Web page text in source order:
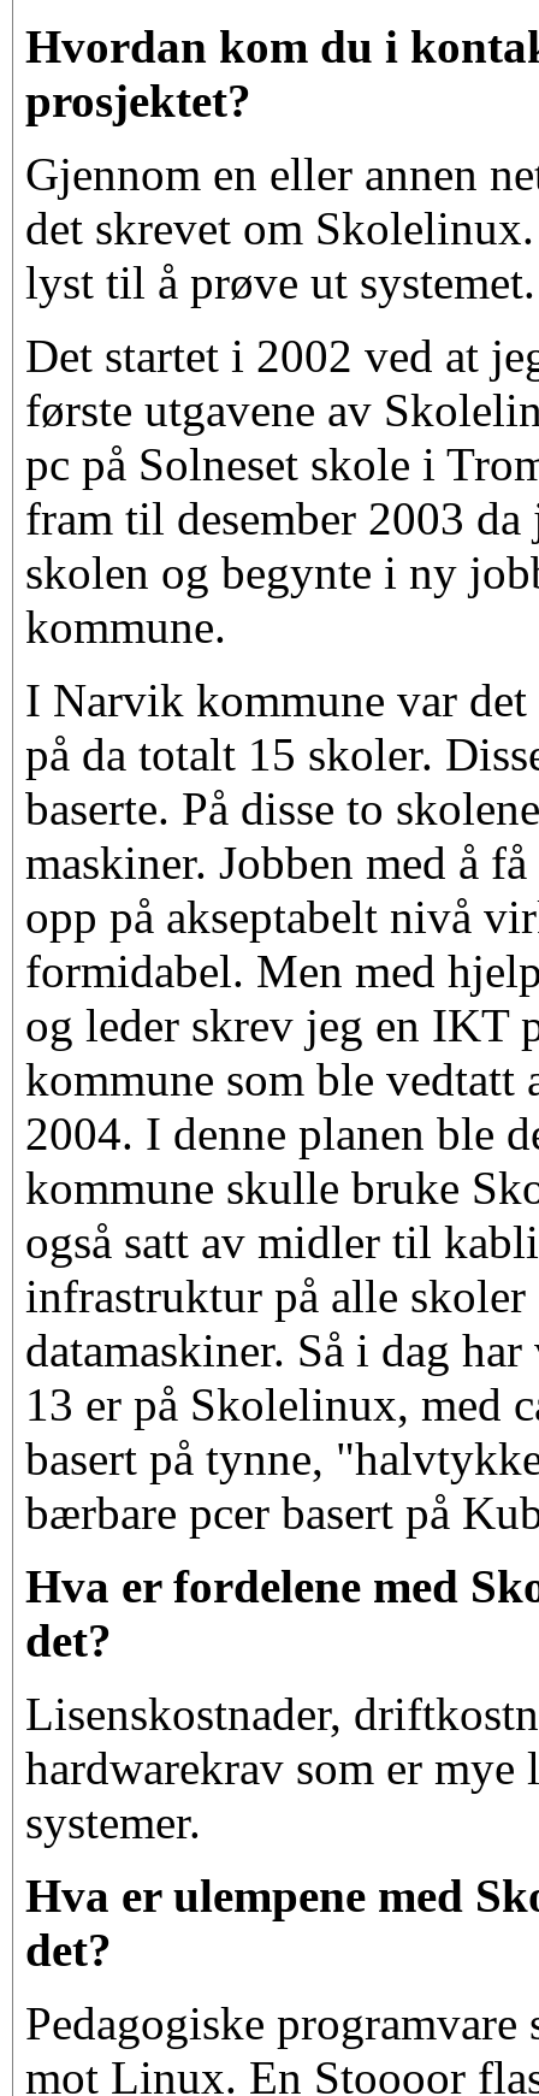
Hvordan kom du i
prosjektet?
Gjennom en eller annen
det skrevet om
lyst til å prøve ut systemet.
Det startet i 2002 ved at
første utgavene av
pc på Solneset skole i
fram til desember 2003 da
skolen og begynte i ny
kommune.
I Narvik kommune var
på da totalt 15 skoler.
baserte. På disse to
maskiner. Jobben med å
opp på akseptabelt nivå
formidabel. Men med
og leder skrev jeg en IKT
kommune som ble
2004. I denne planen ble
kommune skulle bruke
også satt av midler til
infrastruktur på alle
datamaskiner. Så i dag
13 er på Skolelinux, med
basert på tynne,
bærbare pcer basert på
Hva er fordelene med
det?
Lisenskostnader,
hardwarekrav som er mye
systemer.
Hva er ulempene med
det?
Pedagogiske
mot Linux. En Stoooor